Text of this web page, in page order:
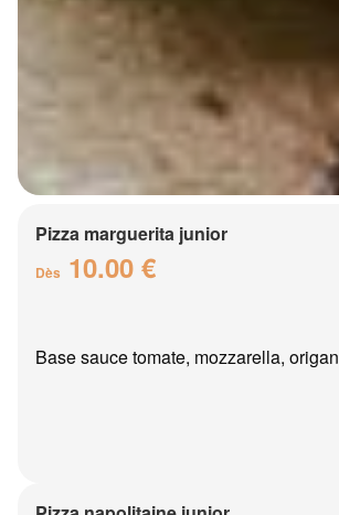
Pizza marguerita junior
Dès 10.00 €
Base sauce tomate, mozzarella, origan